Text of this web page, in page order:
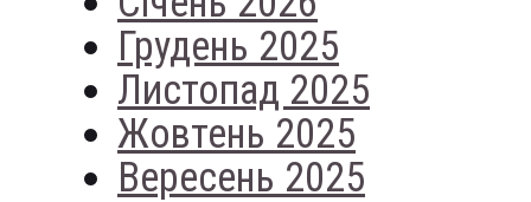
Грудень 2025
Листопад 2025
Жовтень 2025
Вересень 2025